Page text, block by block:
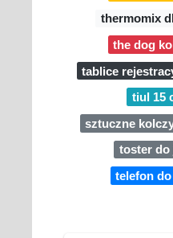
thermomix
the dog
tablice
tiul 15
sztuczne
toster do
telefon